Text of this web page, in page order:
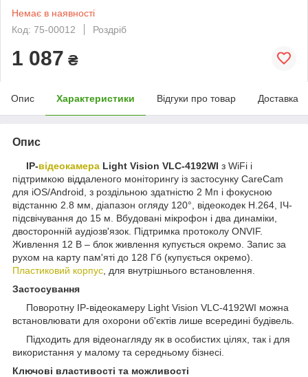
Немає в наявності
Код: 75-00012
Роздріб
1 087 ₴
Опис Характеристики Відгуки про товар Доставка
Опис
IP-відеокамера Light Vision VLC-4192WI з WiFi і
підтримкою віддаленого моніторингу із застосунку CareCam
для iOS/Android, з роздільною здатністю 2 Мп і фокусною
відстанню 2.8 мм, діапазон огляду 120°, відеокодек H.264, ІЧ-
підсвічування до 15 м. Вбудовані мікрофон і два динаміки,
двосторонній аудіозв'язок. Підтримка протоколу ONVIF.
Живлення 12 В – блок живлення купується окремо. Запис за
рухом на карту пам'яті до 128 Гб (купується окремо).
Пластиковий корпус , для внутрішнього встановлення.
Застосування
Поворотну IP-відеокамеру Light Vision VLC-4192WI можна
встановлювати для охорони об'єктів лише всередині будівель.
Підходить для відеонагляду як в особистих цілях, так і для
використання у малому та середньому бізнесі.
Ключові властивості та можливості